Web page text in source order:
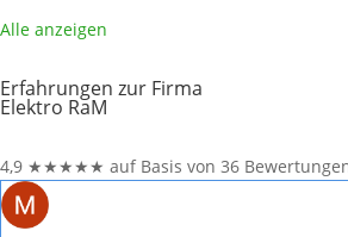
Wärmepumpen-Marken und technische
Alle anzeigen
Erfahrungen zur Firma
Elektro RaM
4,9 ★★★★★ auf Basis von 36